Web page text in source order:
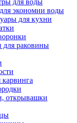
для воды
экономии воды
для кухни
для раковины
открывашки